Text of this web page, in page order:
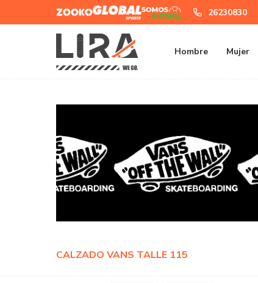
Hombre Mujer
Futbol
26230830
CALZADO VANS TALLE 115